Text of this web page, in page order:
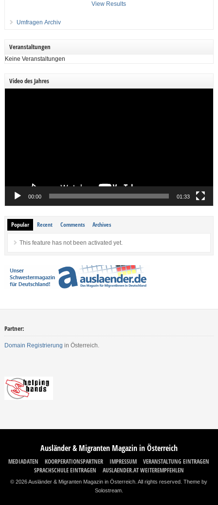
View Results
Umfragen Archiv
Veranstaltungen
Keine Veranstaltungen
Video des Jahres
00:00 01:33
Popular Recent Comments Archives
This feature has not been activated yet.
Partner:
Domain Registrierung in Österreich.
Ausländer & Migranten Magazin in Österreich
MEDIADATEN KOORPERATIONSPARTNER IMPRESSUM
VERANSTALTUNG EINTRAGEN
SPRACHSCHULE EINTRAGEN
AUSLAENDER.AT WEITEREMPFEHLEN
© 2026 Ausländer & Migranten Magazin in Österreich. All rights reserved.Theme by
Solostream.